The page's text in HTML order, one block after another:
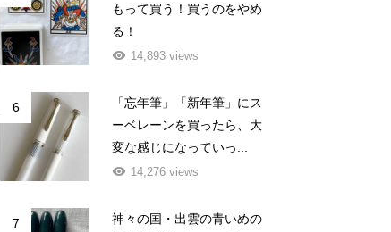
もって買う！買うのをやめ
る！
14,893 views
6
「忘年筆」「新年筆」にス
ーベレーンを買ったら、大
変な感じになっていっ...
14,276 views
7
神々の国・出雲の青いめの